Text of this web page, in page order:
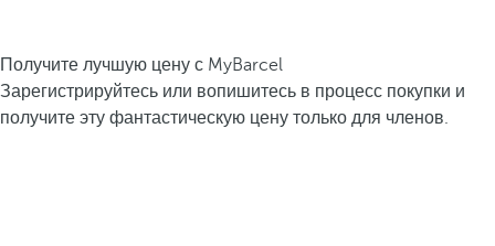
Получите лучшую цену с MyBarcel
Зарегистрируйтесь или вопишитесь в процесс покупки и
получите эту фантастическую цену только для членов.